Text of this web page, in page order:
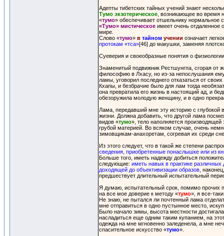
Адепты тибетских тайных учений знают
Тумо экзотерическое , возникающее во время
«тумо» обеспечивает отшельнику нормальное
«Тумо» мистическое имеет очень отдаленное
мире.
Слово «тумо» в тайном учении означает
протокам «тса»[46] до макушки, заменяя
Суеверия и своеобразные понятия о
Знаменитый подвижник Рестшунгпа, сгорая от
философию в Лхасу, но из-за непослушания ему
ламы, уговорил последнего отказаться от
Кхапы, и безбрачие было для лам тогда
она превратила его жизнь в настоящий ад, и
обезоружила молодую женщину, и в одно
Лама, передавший мне эту историю с глубокой
жизни. Должна добавить, что другой лама
видов «тумо», тело наполняется
грубой материей. Во всяком случае, очень
зимовщикам-анахоретам, согревая их среди
Из этого следует, что в такой же степени
сведения, приобретенные понаслышке или из
Больше того, иметь надежду добиться
следующие: иметь навык в практике
доходящей до объективизации образов ,
предшествует длительный испытательный
Я думаю, испытательный срок, помимо прочих
на все мое доверие к методу «тумо», я все-
Не знаю, не пытался ли почтенный лама
мне отправиться в одно пустынное место,
Было начало зимы, высота местности
насладиться еще одним таким купанием, на
одежда на мне мгновенно заледенела, а мне
спасительное искусство «тумо».